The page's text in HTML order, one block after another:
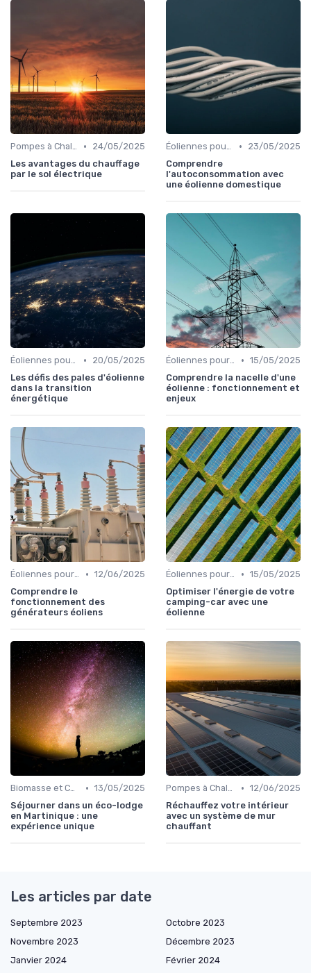
Pompes à Chaleur et Géothermie •
24/05/2025
Les avantages du chauffage
par le sol électrique
Éoliennes pour Particuliers •
23/05/2025
Comprendre
l'autoconsommation avec
une éolienne domestique
Éoliennes pour Particuliers •
20/05/2025
Les défis des pales d'éolienne
dans la transition
énergétique
Éoliennes pour Particuliers • 15/05/2025
Comprendre la nacelle d'une
éolienne : fonctionnement et
enjeux
Éoliennes pour Particuliers • 12/06/2025
Comprendre le
fonctionnement des
générateurs éoliens
Éoliennes pour Particuliers • 15/05/2025
Optimiser l'énergie de votre
camping-car avec une
éolienne
Biomasse et Chauffage Écologique • 13/05/2025
Séjourner dans un éco-lodge
en Martinique : une
expérience unique
Pompes à Chaleur et Géothermie • 12/06/2025
Réchauffez votre intérieur
avec un système de mur
chauffant
Les articles par date
Septembre 2023
Octobre 2023
Novembre 2023
Décembre 2023
Janvier 2024
Février 2024